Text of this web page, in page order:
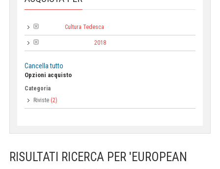
Cultura Tedesca
2018
Cancella tutto
Opzioni acquisto
Categoria
Riviste (2)
RISULTATI RICERCA PER 'EUROPEAN